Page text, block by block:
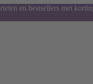
en bestsellers met